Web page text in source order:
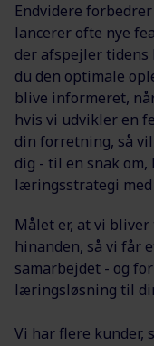
Endvidere
lancerer ofte nye
der afspejler tidens
du den optimale
blive informeret,
hvis vi udvikler en
din forretning, så
dig - til en snak
læringsstrategi
Målet er, at vi
hinanden, så vi får
samarbejdet - og
læringsløsning til
Vi har flere kunder,